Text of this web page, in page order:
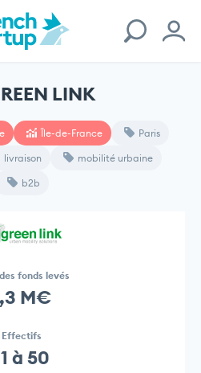
LINK
Île-de-France Paris
livraison mobilité urbaine
b2b
fonds levés
M€
Effectifs
à 50